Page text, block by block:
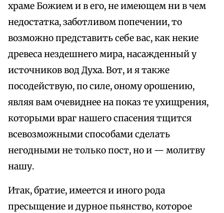
храме Божием и в его, не имеющем ни в чем
недостатка, заботливом попечении, то
возможно представить себе вас, как некие
древеса нездешнего мира, насажденный у
источников вод Духа. Вот, и я также
посодействую, по силе, оному орошению,
являя вам очевиднее на показ те ухищрения,
которыми враг нашего спасения тщится
всевозможными способами сделать
негодными не только пост, но и — молитву
нашу.
Итак, братие, имеется и иного рода
пресыщение и дурное пьянство, которое